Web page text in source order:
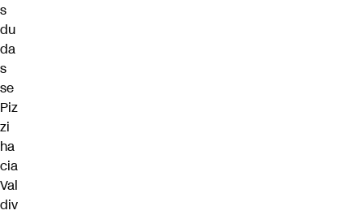
s
du
da
s
se
Piz
zi
ha
cia
Val
div